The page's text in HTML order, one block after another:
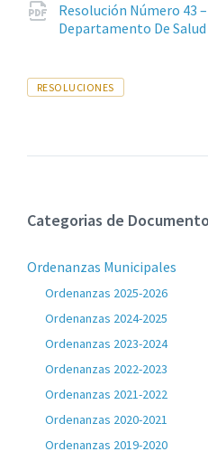
Resolución Número 43
Departamento De
Tags
RESOLUCIONES
Categorias de
Ordenanzas Municipales
Ordenanzas 2025-2026
Ordenanzas 2024-2025
Ordenanzas 2023-2024
Ordenanzas 2022-2023
Ordenanzas 2021-2022
Ordenanzas 2020-2021
Ordenanzas 2019-2020